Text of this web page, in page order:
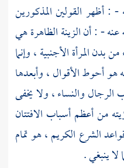
: أظهر القولين المذكورين
- : أن الزينة الظاهرة هي
بدن المرأة الأجنبية ، وإنما
هو أحوط الأقوال ، وأبعدها
والنساء ، ولا يخفى
من أعظم أسباب الافتتان
الشرع الكريم ، هو تمام
لا ينبغي .